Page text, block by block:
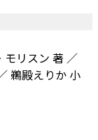
モリスン 著 ／
鵜殿えりか 小